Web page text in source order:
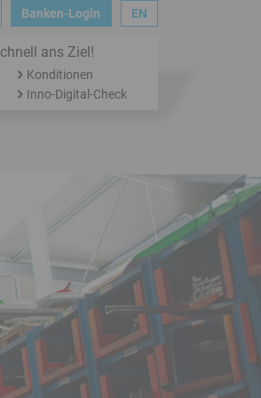
Banken-Login EN
ans Ziel!
Konditionen
Inno-Digital-Check